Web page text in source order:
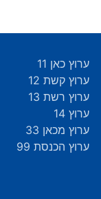
ערוץ כאן 11
ערוץ קשת 12
ערוץ רשת 13
ערוץ 14
ערוץ מכאן 33
ערוץ הכנסת 99